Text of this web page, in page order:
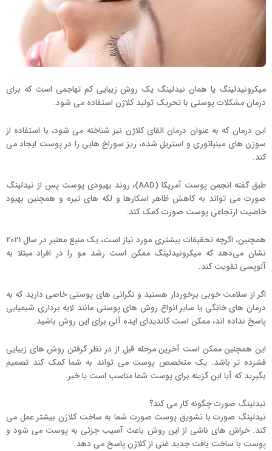
میکرونیدلینگ یا همان نیدلینگ یک روش زیبایی کم تهاجمی است که برای
درمان مشکلات پوستی با تحریک تولید کلاژن استفاده می شود.
این درمان که به عنوان درمان القای کلاژن نیز شناخته می شود، با استفاده از
سوزن های مینیاتوری و استریل شده، ریز سوراخ هایی را در پوست ایجاد می
کند.
طبق گفته انجمن پوست آمریکا (AAD)، روند بهبودی پوست پس از نیدلینگ
صورت می تواند به کاهش ظاهر اسکارها و لکه های تیره و همچنین بهبود
خاصیت ارتجاعی پوست صورت کمک کند.
همچنین، اگرچه تحقیقات بیشتری مورد نیاز است، یک منبع معتبر در سال 2021
نشان می‌دهد که میکرونیدلینگ ممکن است رشد مو را در افراد مبتلا به
آلوپسی تقویت کند.
اگر از سلامت خوبی برخوردار هستید و نگرانی های پوستی خاصی دارید که به
درمان های خانگی یا سایر انواع روش های پوستی مانند لایه برداری شیمیایی
پاسخ نداده اند، ممکن است کاندیدای ایده آلی برای این روش باشید.
این همچنین ممکن است آخرین مرحله قبل از در نظر گرفتن روش های زیبایی
فشرده تر باشد. یک متخصص پوست می تواند به شما کمک کند تصمیم
بگیرید که آیا این گزینه برای پوست شما مناسب است یا خیر.
نیدلینگ صورت چگونه کار می کند؟
نیدلینگ صورت با تشویق پوست صورت شما به ساخت کلاژن بیشتر عمل می
کند. خراش های ناشی از این روش باعث آسیب جزئی به پوست می شود و
پوست با ساخت بافت جدید غنی از کلاژن پاسخ می دهد.